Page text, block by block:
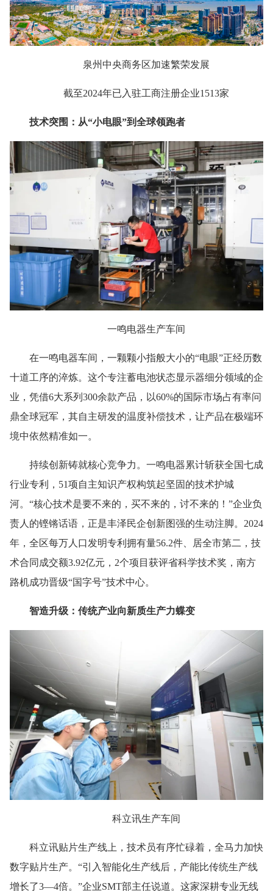
泉州中央商务区加速繁荣发展
截至2024年已入驻工商注册企业1513家
技术突围：从“小电眼”到全球领跑者
一鸣电器生产车间
在一鸣电器车间，一颗颗小指般大小的“电眼”正经历数
十道工序的淬炼。这个专注蓄电池状态显示器细分领域的企
业，凭借6大系列300余款产品，以60%的国际市场占有率问
鼎全球冠军，其自主研发的温度补偿技术，让产品在极端环
境中依然精准如一。
持续创新铸就核心竞争力。一鸣电器累计斩获全国七成
行业专利，51项自主知识产权构筑起坚固的技术护城
河。“核心技术是要不来的，买不来的，讨不来的！”企业负
责人的铿锵话语，正是丰泽民企创新图强的生动注脚。2024
年，全区每万人口发明专利拥有量56.2件、居全市第二，技
术合同成交额3.92亿元，2个项目获评省科学技术奖，南方
路机成功晋级“国字号”技术中心。
智造升级：传统产业向新质生产力蝶变
科立讯生产车间
科立讯贴片生产线上，技术员有序忙碌着，全马力加快
数字贴片生产。“引入智能化生产线后，产能比传统生产线
增长了3—4倍。”企业SMT部主任说道。这家深耕专业无线